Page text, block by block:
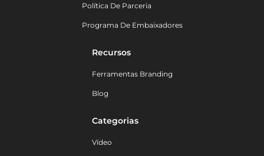
Política De Parceria
Programa De Embaixadores
Recursos
Ferramentas Branding
Blog
Categorias
Vídeo